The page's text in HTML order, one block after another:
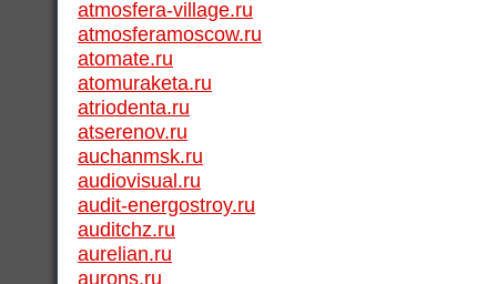
atmosfera-village.ru
atmosferamoscow.ru
atomate.ru
atomuraketa.ru
atriodenta.ru
atserenov.ru
auchanmsk.ru
audiovisual.ru
audit-energostroy.ru
auditchz.ru
aurelian.ru
aurons.ru